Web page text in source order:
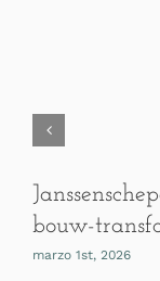
bouw-
marzo 1st, 2026